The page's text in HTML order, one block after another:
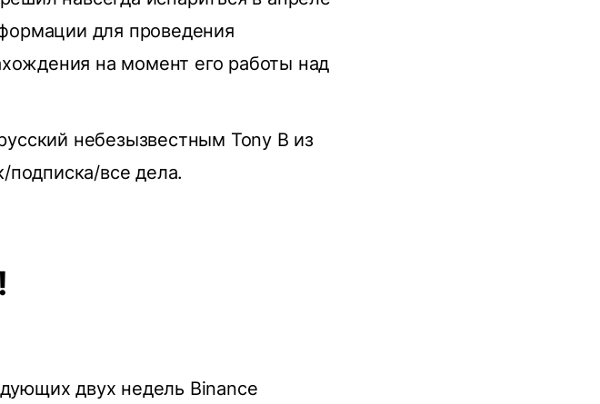
для проведения
на момент его работы над
небезызвестным Tony B из
все дела.
двух недель Binance